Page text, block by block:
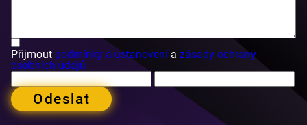
Přijmout podmínky a ustanovení a zásady ochrany
osobních údajů
Odeslat